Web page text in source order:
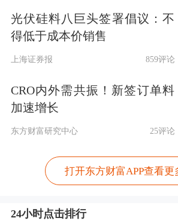
按5元收取。
沪市：投资者委托券商买
元，异地每笔3元。成交
时，投资者应向券商交纳
5元收取。
购买途径
光伏硅料八巨头签署倡议：不
得低于成本价销售
上海证券报 859评论
CRO内外需共振！新签订单料
加速增长
东方财富研究中心 25评论
打开东方财富APP查看更
24小时点击排行